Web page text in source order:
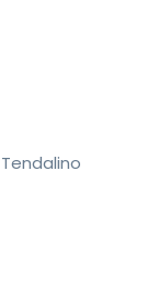
Tendalino